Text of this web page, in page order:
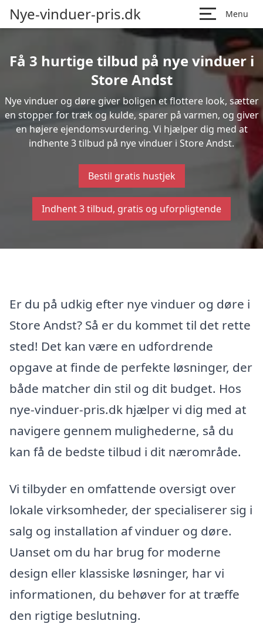
Nye-vinduer-pris.dk Menu
Få 3 hurtige tilbud på nye vinduer i
Store Andst
Nye vinduer og døre giver boligen et flottere look, sætter
en stopper for træk og kulde, sparer på varmen, og giver
en højere ejendomsvurdering. Vi hjælper dig med at
indhente 3 tilbud på nye vinduer i Store Andst.
Bestil gratis hustjek
Indhent 3 tilbud, gratis og uforpligtende
Er du på udkig efter nye vinduer og døre i
Store Andst? Så er du kommet til det rette
sted! Det kan være en udfordrende
opgave at finde de perfekte løsninger, der
både matcher din stil og dit budget. Hos
nye-vinduer-pris.dk hjælper vi dig med at
navigere gennem mulighederne, så du
kan få de bedste tilbud i dit nærområde.
Vi tilbyder en omfattende oversigt over
lokale virksomheder, der specialiserer sig i
salg og installation af vinduer og døre.
Uanset om du har brug for moderne
design eller klassiske løsninger, har vi
informationen, du behøver for at træffe
den rigtige beslutning.